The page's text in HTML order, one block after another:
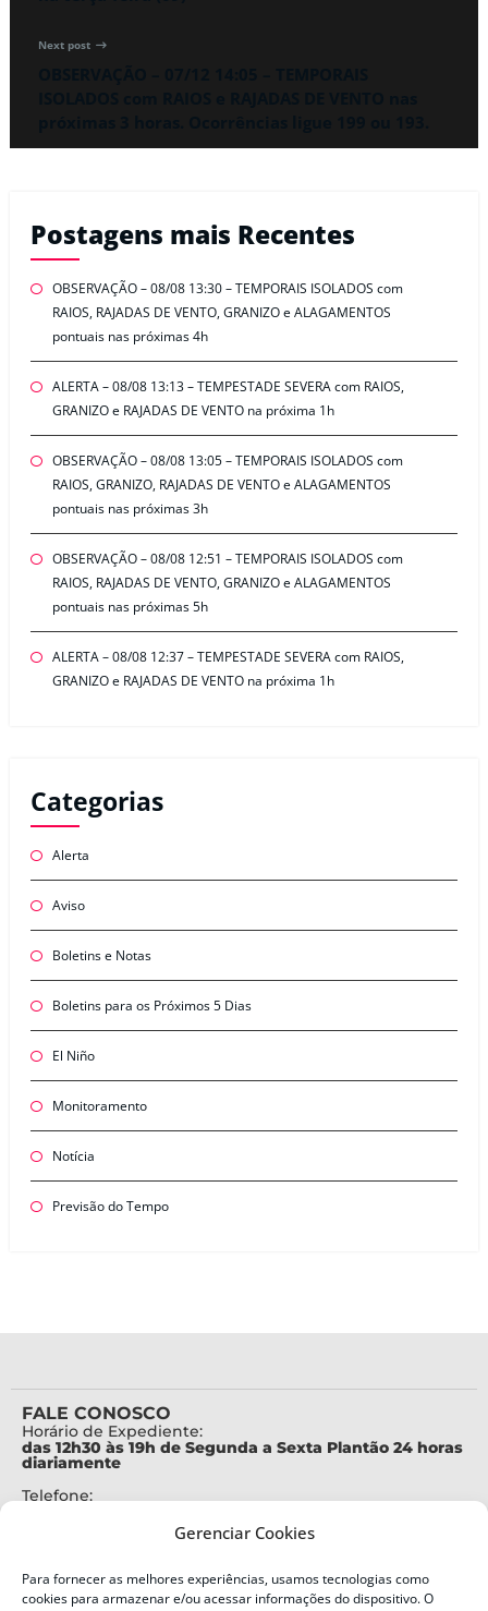
Gerenciar Cookies
Para fornecer as melhores experiências, usamos tecnologias como
cookies para armazenar e/ou acessar informações do dispositivo. O
Next post
Postagens mais Recentes
OBSERVAÇÃO – 08/08 13:30 – TEMPORAIS ISOLADOS com
RAIOS, RAJADAS DE VENTO, GRANIZO e ALAGAMENTOS
pontuais nas próximas 4h
ALERTA – 08/08 13:13 – TEMPESTADE SEVERA com RAIOS,
GRANIZO e RAJADAS DE VENTO na próxima 1h
OBSERVAÇÃO – 08/08 13:05 – TEMPORAIS ISOLADOS com
RAIOS, GRANIZO, RAJADAS DE VENTO e ALAGAMENTOS
pontuais nas próximas 3h
OBSERVAÇÃO – 08/08 12:51 – TEMPORAIS ISOLADOS com
RAIOS, RAJADAS DE VENTO, GRANIZO e ALAGAMENTOS
pontuais nas próximas 5h
ALERTA – 08/08 12:37 – TEMPESTADE SEVERA com RAIOS,
GRANIZO e RAJADAS DE VENTO na próxima 1h
Categorias
Alerta
Aviso
Boletins e Notas
Boletins para os Próximos 5 Dias
El Niño
Monitoramento
Notícia
Previsão do Tempo
FALE CONOSCO
Horário de Expediente:
das 12h30 às 19h de Segunda a Sexta Plantão 24 horas
diariamente
Telefone:
Alertas Defesa Civil: